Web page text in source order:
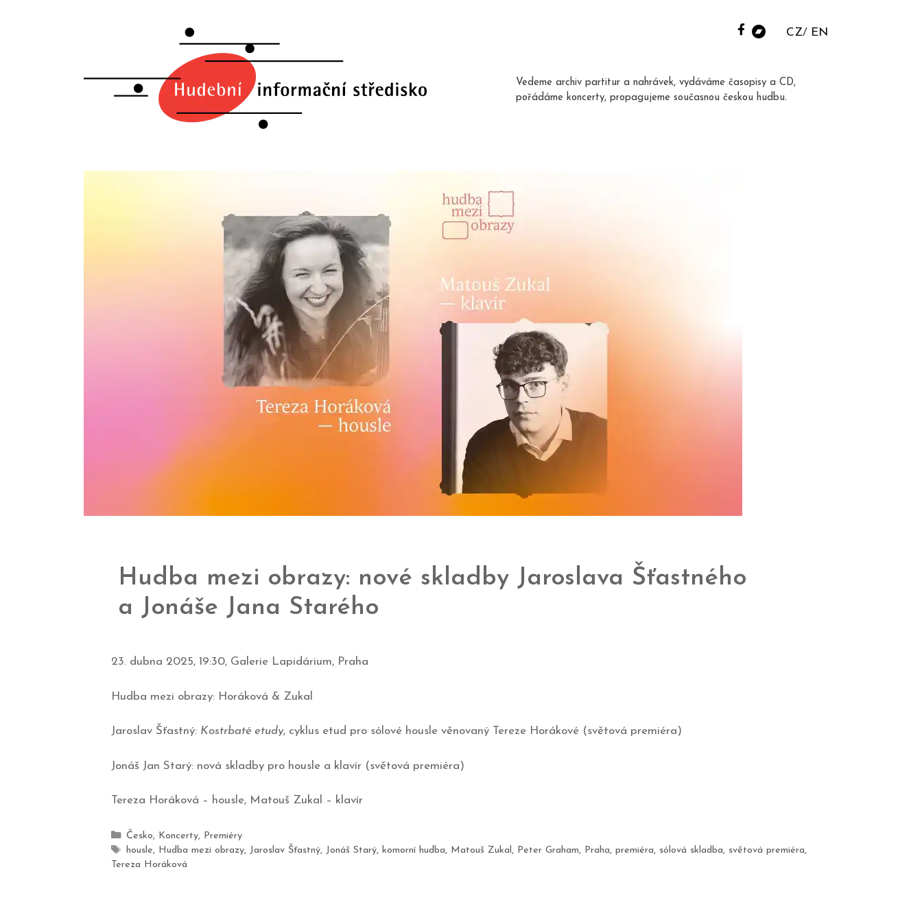
CZ EN
Vedeme archiv partitur a nahrávek, vydáváme časopisy a CD,
pořádáme koncerty, propagujeme současnou českou hudbu.
Hudba mezi obrazy: nové skladby Jaroslava Šťastného
a Jonáše Jana Starého
23. dubna 2025, 19:30, Galerie Lapidárium, Praha
Hudba mezi obrazy: Horáková & Zukal
Jaroslav Šťastný: Kostrbaté etudy, cyklus etud pro sólové housle věnovaný Tereze Horákové (světová premiéra)
Jonáš Jan Starý: nová skladby pro housle a klavír (světová premiéra)
Tereza Horáková – housle, Matouš Zukal – klavír
Česko, Koncerty, Premiéry
housle, Hudba mezi obrazy, Jaroslav Šťastný, Jonáš Starý, komorní hudba, Matouš Zukal , Peter Graham, Praha, premiéra, sólová skladba, světová premiéra,
Tereza Horáková